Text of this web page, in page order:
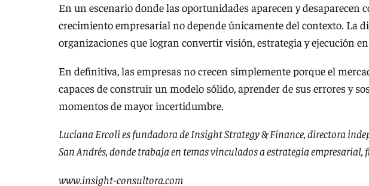
En un escenario donde las oportunidades aparecen y desaparecen
crecimiento empresarial no depende únicamente del contexto. La
organizaciones que logran convertir visión, estrategia y ejecución
En definitiva, las empresas no crecen simplemente porque el
capaces de construir un modelo sólido, aprender de sus errores y
momentos de mayor incertidumbre.
Luciana Ercoli es fundadora de Insight Strategy & Finance, directora
San Andrés, donde trabaja en temas vinculados a estrategia
www.insight-consultora.com